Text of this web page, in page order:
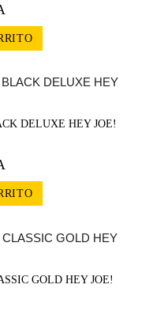
DELUXE HEY JOE!
GOLD HEY JOE!